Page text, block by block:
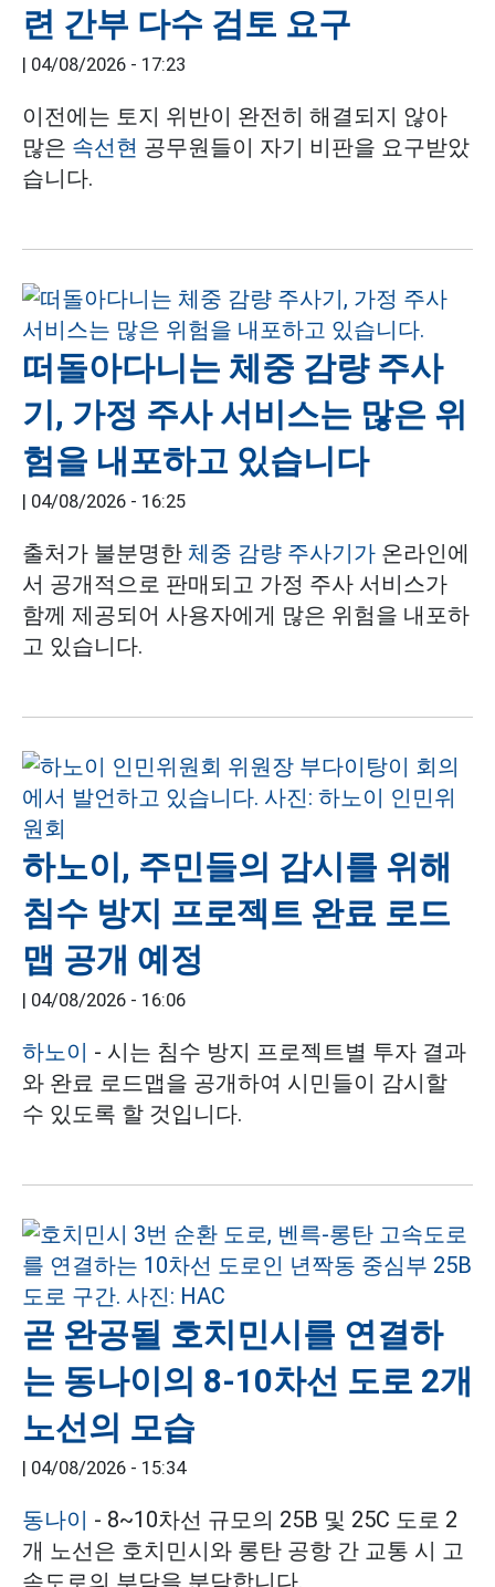
련 간부 다수 검토 요구
| 04/08/2026 - 17:23
이전에는 토지 위반이 완전히 해결되지 않아
많은 속선현 공무원들이 자기 비판을 요구받았
습니다.
떠돌아다니는 체중 감량 주사
기, 가정 주사 서비스는 많은 위
험을 내포하고 있습니다
| 04/08/2026 - 16:25
출처가 불분명한 체중 감량 주사기가 온라인에
서 공개적으로 판매되고 가정 주사 서비스가
함께 제공되어 사용자에게 많은 위험을 내포하
고 있습니다.
하노이, 주민들의 감시를 위해
침수 방지 프로젝트 완료 로드
맵 공개 예정
| 04/08/2026 - 16:06
하노이 - 시는 침수 방지 프로젝트별 투자 결과
와 완료 로드맵을 공개하여 시민들이 감시할
수 있도록 할 것입니다.
곧 완공될 호치민시를 연결하
는 동나이의 8-10차선 도로 2개
노선의 모습
| 04/08/2026 - 15:34
동나이 - 8~10차선 규모의 25B 및 25C 도로 2
개 노선은 호치민시와 롱탄 공항 간 교통 시 고
속도로의 부담을 분담합니다.